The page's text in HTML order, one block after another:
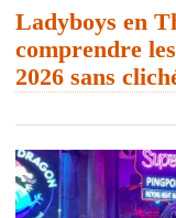
Ladyboys en
comprendre
2026 sans